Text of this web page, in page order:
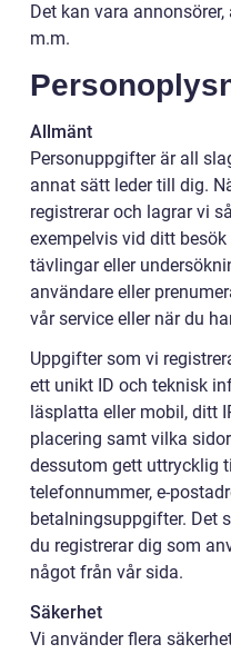
Det kan vara
m.m.
Allmänt
Personuppgifter är all
annat sätt leder till dig.
registrerar och lagrar vi
exempelvis vid ditt
tävlingar eller
användare eller
vår service eller när du
Uppgifter som vi
ett unikt ID och teknisk
läsplatta eller mobil, ditt
placering samt vilka
dessutom gett uttrycklig
telefonnummer, e-
betalningsuppgifter. Det
du registrerar dig som
något från vår sida.
Säkerhet
Vi använder flera